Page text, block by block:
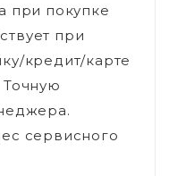
при покупке
при
кредит/карте
сервисного